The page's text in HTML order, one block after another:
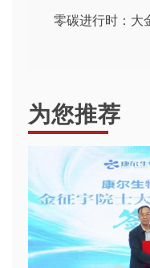
零碳进行时：大
为您推荐